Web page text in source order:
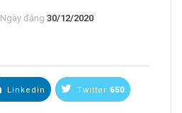
Ngày đăng 30/12/2020
Linkedin Twitter 650